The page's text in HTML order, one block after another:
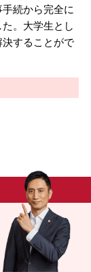
続から完全に
。大学生とし
することがで